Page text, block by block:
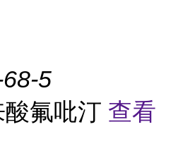
5
氟吡汀 查看